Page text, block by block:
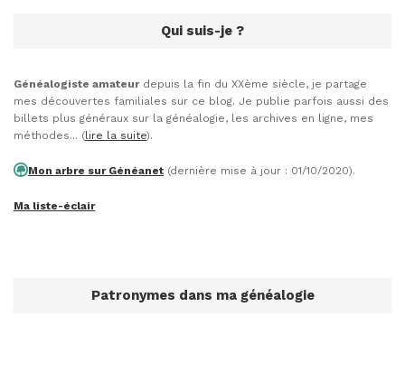
Qui suis-je ?
Généalogiste amateurdepuis la fin du XXème siècle, je partage
mes découvertes familiales sur ce blog. Je publie parfois aussi des
billets plus généraux sur la généalogie, les archives en ligne, mes
méthodes... (lire la suite).
Mon arbre sur Généanet (dernière mise à jour : 01/10/2020).
Ma liste-éclair
Patronymes dans ma généalogie